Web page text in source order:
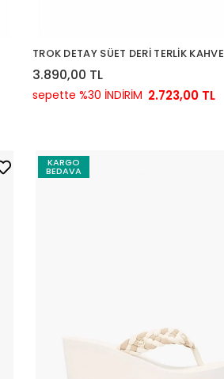
TROK DETAY SÜET DERİ TERLİK KAHVE
3.890,00 TL
sepette %30 İNDİRİM 2.723,00 TL
KARGO
BEDAVA